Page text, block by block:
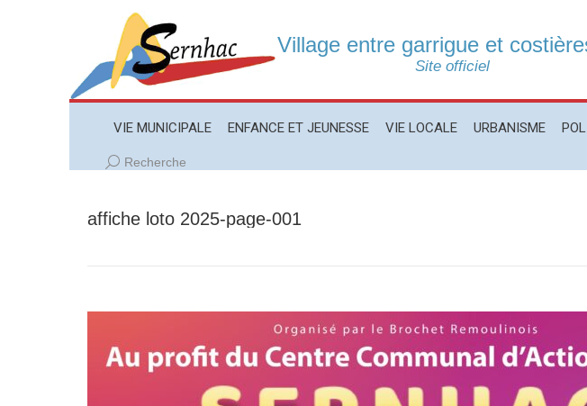
Village entre garrigue et
Site officiel
VIE MUNICIPALE ENFANCE ET JEUNESSE VIE LOCALE URBANISME
Recherche
Recherche
affiche loto 2025-page-001
VIE MUNICIPALE ENFANCE ET JEUNESSE VIE LOCALE URBANISME POLICE